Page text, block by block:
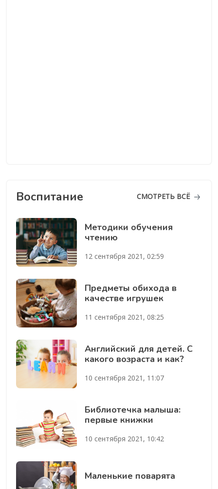
Воспитание СМОТРЕТЬ ВСЁ
Методики обучения
чтению
12 сентября 2021, 02:59
Предметы обихода в
качестве игрушек
11 сентября 2021, 08:25
Английский для детей. С
какого возраста и как?
10 сентября 2021, 11:07
Библиотечка малыша:
первые книжки
10 сентября 2021, 10:42
Маленькие поварята